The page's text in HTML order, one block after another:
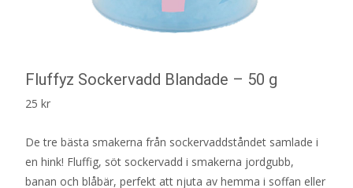
Fluffyz Sockervadd Blandade – 50 g
25 kr
De tre bästa smakerna från sockervaddståndet samlade i
en hink! Fluffig, söt sockervadd i smakerna jordgubb,
banan och blåbär, perfekt att njuta av hemma i soffan eller